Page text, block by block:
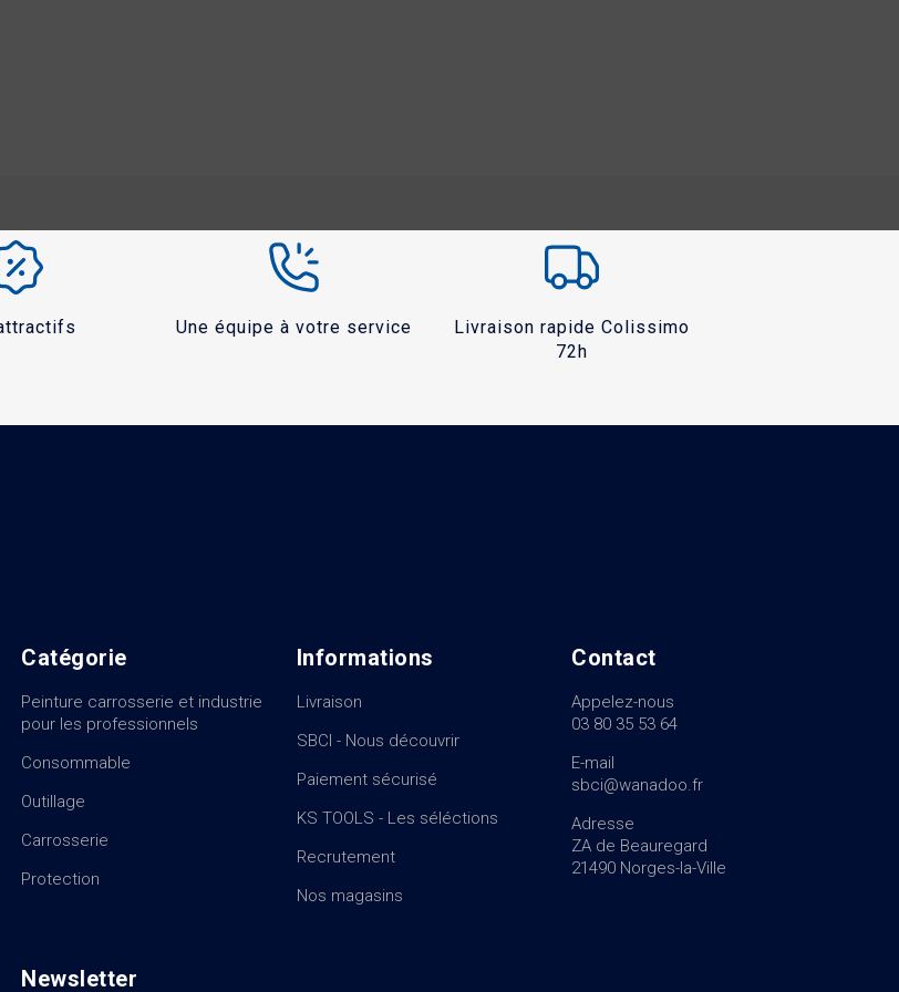
Une équipe à votre service
Livraison rapide Colissimo
72h
Newsletter
Catégorie
Peinture carrosserie et industrie
pour les professionnels
Consommable
Outillage
Carrosserie
Protection
Informations
Livraison
SBCI - Nous découvrir
Paiement sécurisé
KS TOOLS - Les séléctions
Recrutement
Nos magasins
Contact
Appelez-nous
03 80 35 53 64
E-mail
sbci@wanadoo.fr
Adresse
ZA de Beauregard
21490 Norges-la-Ville